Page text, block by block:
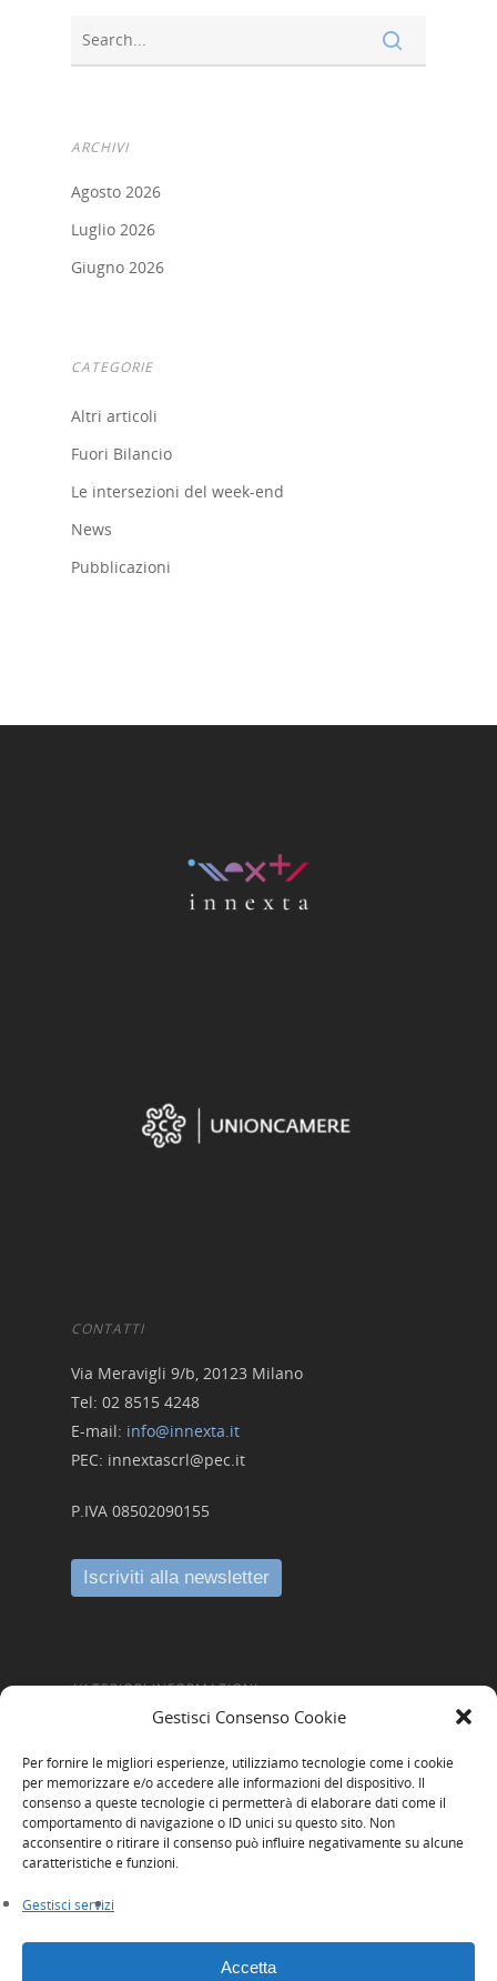
Gestisci Consenso Cookie
Per fornire le migliori esperienze, utilizziamo tecnologie come i cookie
per memorizzare e/o accedere alle informazioni del dispositivo. Il
consenso a queste tecnologie ci permetterà di elaborare dati come il
comportamento di navigazione o ID unici su questo sito. Non
acconsentire o ritirare il consenso può influire negativamente su alcune
caratteristiche e funzioni.
Gestisci servizi
Accetta
ARCHIVI
Agosto 2026
Luglio 2026
Giugno 2026
CATEGORIE
Altri articoli
Fuori Bilancio
Le intersezioni del week-end
News
Pubblicazioni
CONTATTI
Via Meravigli 9/b, 20123 Milano
Tel: 02 8515 4248
E-mail: info@innexta.it
PEC: innextascrl@pec.it
P.IVA 08502090155
ULTERIORI INFORMAZIONI
Informativa Privacy
Cookie Policy
Whistleblowing